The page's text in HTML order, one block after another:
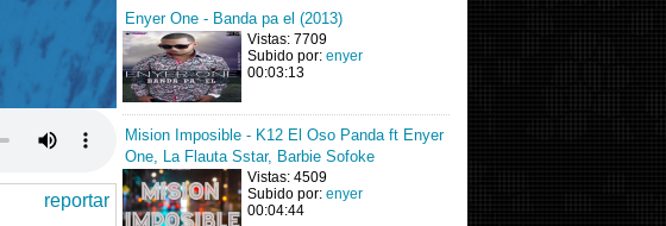
reportar
Enyer One - Banda pa el (2013)
Vistas: 7709
Subido por: enyer
00:03:13
Mision Imposible - K12 El Oso Panda ft Enyer
One, La Flauta Sstar, Barbie Sofoke
Vistas: 4509
Subido por: enyer
00:04:44